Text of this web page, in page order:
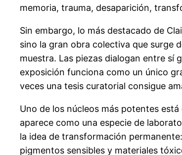
memoria, trauma, desaparición,
Sin embargo, lo más destacado de
sino la gran obra colectiva que surge
muestra. Las piezas dialogan entre sí
exposición funciona como un único
veces una tesis curatorial consigue
Uno de los núcleos más potentes
aparece como una especie de
la idea de transformación
pigmentos sensibles y materiales